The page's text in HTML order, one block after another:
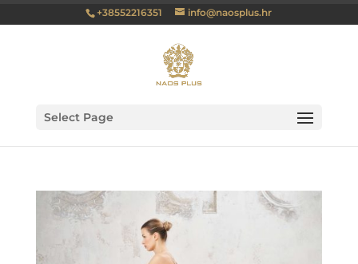
+38552216351 info@naosplus.hr
Select Page